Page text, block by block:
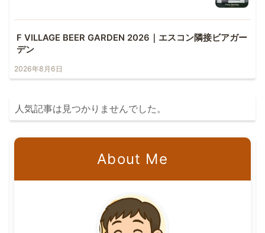
F VILLAGE BEER GARDEN 2026｜エスコン隣接ビアガー
デン
2026年8月6日
人気記事は見つかりませんでした。
About Me